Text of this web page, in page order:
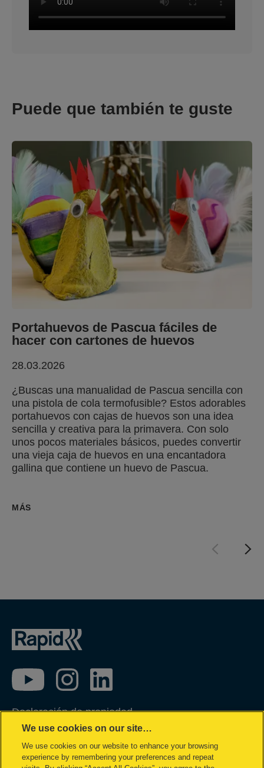
Puede que también te guste
Portahuevos de Pascua fáciles de
hacer con cartones de huevos
28.03.2026
¿Buscas una manualidad de Pascua sencilla con
una pistola de cola termofusible? Estos adorables
portahuevos con cajas de huevos son una idea
sencilla y creativa para la primavera. Con solo
unos pocos materiales básicos, puedes convertir
una vieja caja de huevos en una encantadora
gallina que contiene un huevo de Pascua.
MÁS
Declaración de propiedad
Política de privacidad
Política de cookies
We use cookies on our site…
We use cookies on our website to enhance your browsing
experience by remembering your preferences and repeat